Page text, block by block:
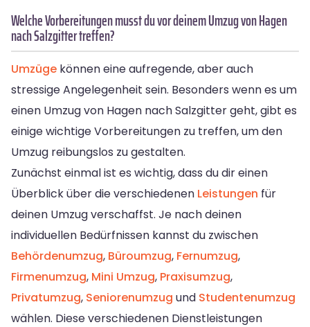
Welche Vorbereitungen musst du vor deinem Umzug von Hagen
nach Salzgitter treffen?
Umzüge können eine aufregende, aber auch
stressige Angelegenheit sein. Besonders wenn es um
einen Umzug von Hagen nach Salzgitter geht, gibt es
einige wichtige Vorbereitungen zu treffen, um den
Umzug reibungslos zu gestalten.
Zunächst einmal ist es wichtig, dass du dir einen
Überblick über die verschiedenen Leistungen für
deinen Umzug verschaffst. Je nach deinen
individuellen Bedürfnissen kannst du zwischen
Behördenumzug, Büroumzug, Fernumzug,
Firmenumzug, Mini Umzug, Praxisumzug,
Privatumzug, Seniorenumzug und Studentenumzug
wählen. Diese verschiedenen Dienstleistungen